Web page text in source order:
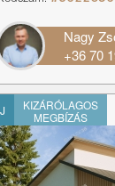
Nagy
+36 70
KIZÁRÓLAGOS
MEGBÍZÁS